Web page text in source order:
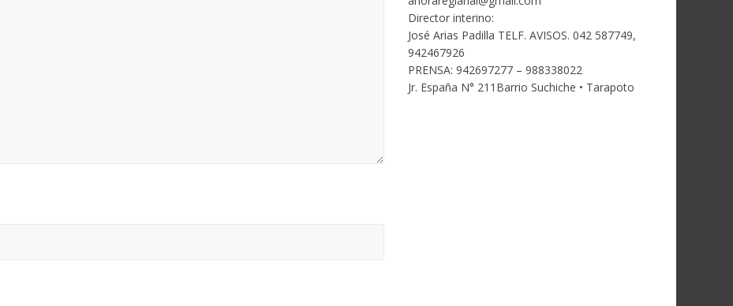
Director interino:
José Arias Padilla TELF. AVISOS. 042 587749,
942467926
PRENSA: 942697277 – 988338022
Jr. España N° 211Barrio Suchiche • Tarapoto